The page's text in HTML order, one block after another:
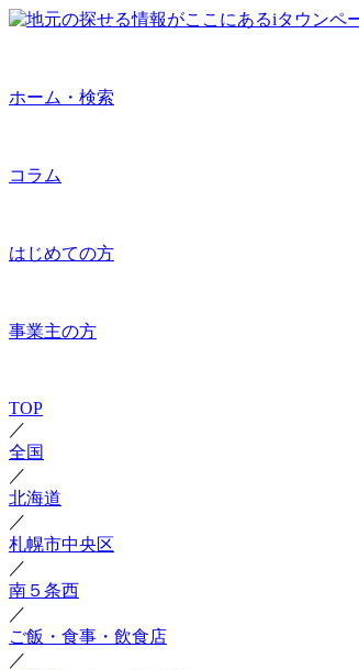
ホーム・検索
コラム
はじめての方
事業主の方
TOP
／
全国
／
北海道
／
札幌市中央区
／
南５条西
／
ご飯・食事・飲食店
／